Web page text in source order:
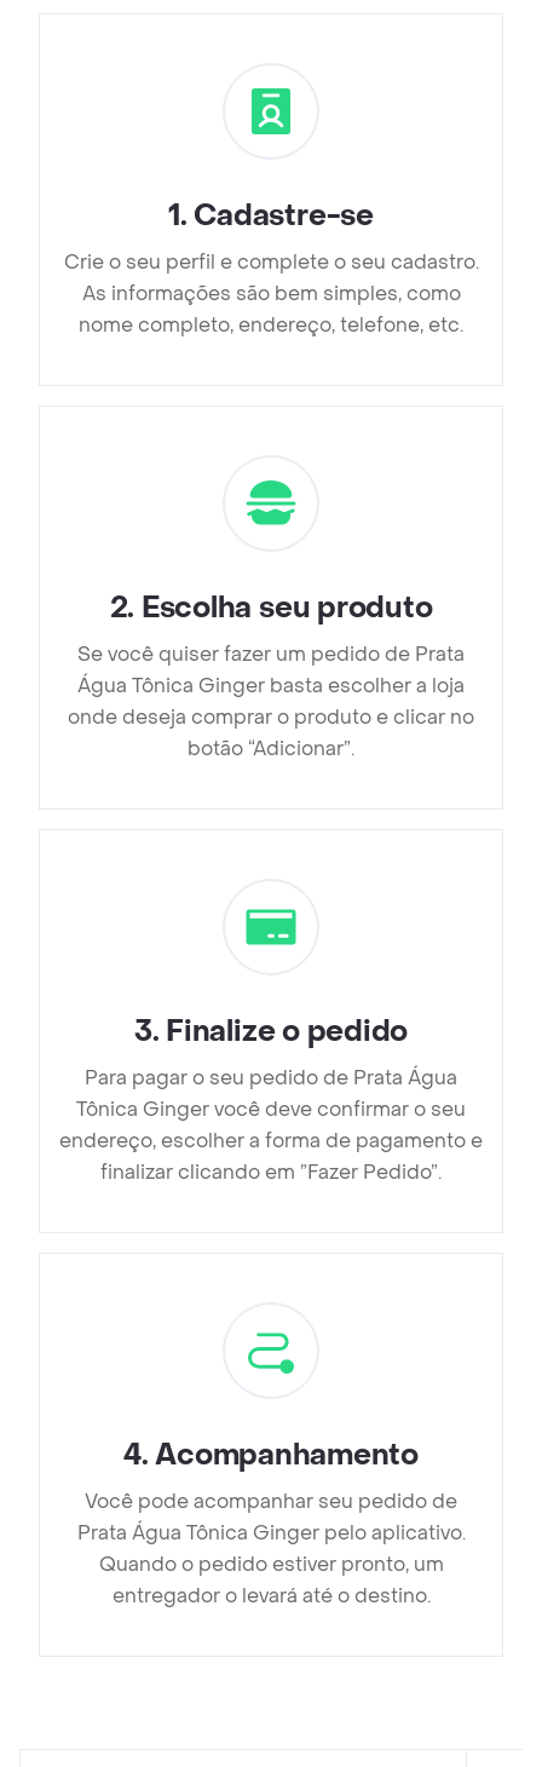
1. Cadastre-se
Crie o seu perfil e complete o seu cadastro.
As informações são bem simples, como
nome completo, endereço, telefone, etc.
2. Escolha seu produto
Se você quiser fazer um pedido de Prata
Água Tônica Ginger basta escolher a loja
onde deseja comprar o produto e clicar no
botão “Adicionar”.
3. Finalize o pedido
Para pagar o seu pedido de Prata Água
Tônica Ginger você deve confirmar o seu
endereço, escolher a forma de pagamento e
finalizar clicando em ”Fazer Pedido”.
4.Acompanhamento
Você pode acompanhar seu pedido de
Prata Água Tônica Ginger pelo aplicativo.
Quando o pedido estiver pronto, um
entregador o levará até o destino.